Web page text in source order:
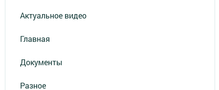
Актуальное видео
Главная
Документы
Разное